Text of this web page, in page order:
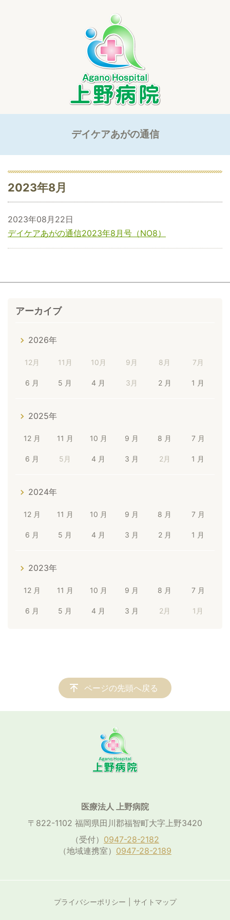
デイケアあがの通信
2023年8月
デイケアあがの通信2023年8月号（NO8）
2023年08月22日
アーカイブ
2026年
12月 11月 10月 9月 8月 7月
6 月 5 月 4 月 3月 2 月 1 月
2025年
12 月 11 月 10 月 9 月 8 月 7 月
6 月 5月 4 月 3 月 2月 1 月
2024年
12 月 11 月 10 月 9 月 8 月 7 月
6 月 5 月 4 月 3 月 2 月 1 月
2023年
12 月 11 月 10 月 9 月 8 月 7 月
6 月 5 月 4 月 3 月 2月 1月
ページの先頭へ戻る
医療法人 上野病院
〒822-1102 福岡県田川郡福智町大字上野3420
（受付） 0947-28-2182
（地域連携室） 0947-28-2189
プライバシーポリシー サイトマップ